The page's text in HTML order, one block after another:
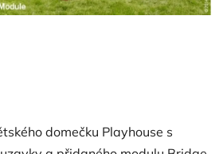
domečku Playhouse s